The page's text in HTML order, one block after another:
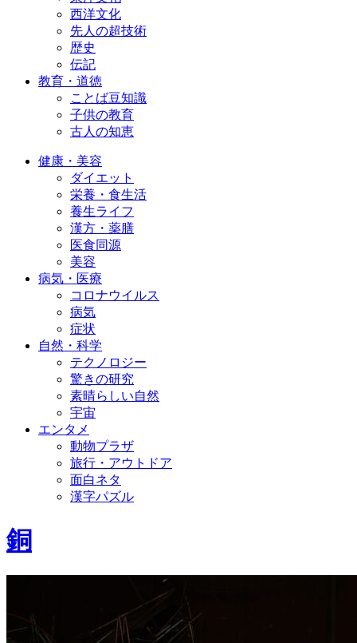
西洋文化
先人の超技術
歴史
伝記
教育・道徳
ことば豆知識
子供の教育
古人の知恵
健康・美容
ダイエット
栄養・食生活
養生ライフ
漢方・薬膳
医食同源
美容
病気・医療
コロナウイルス
病気
症状
自然・科学
テクノロジー
驚きの研究
素晴らしい自然
宇宙
エンタメ
動物プラザ
旅行・アウトドア
面白ネタ
漢字パズル
銅